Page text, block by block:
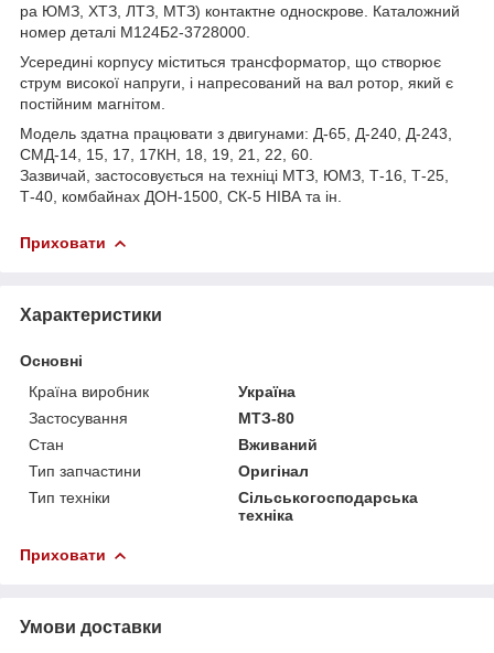
ра ЮМЗ, ХТЗ, ЛТЗ, МТЗ) контактне односкрове. Каталожний
номер деталі М124Б2-3728000.
Усередині корпусу міститься трансформатор, що створює
струм високої напруги, і напресований на вал ротор, який є
постійним магнітом.
Модель здатна працювати з двигунами: Д-65, Д-240, Д-243,
СМД-14, 15, 17, 17КН, 18, 19, 21, 22, 60.
Зазвичай, застосовується на техніці МТЗ, ЮМЗ, Т-16, Т-25,
Т-40, комбайнах ДОН-1500, СК-5 НІВА та ін.
Приховати
Характеристики
Основні
Країна виробник
Україна
Застосування
МТЗ-80
Стан
Вживаний
Тип запчастини
Оригінал
Тип техніки
Сільськогосподарська
техніка
Приховати
Умови доставки